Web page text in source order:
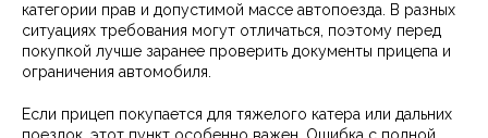
категории прав и допустимой массе автопоезда. В разных
ситуациях требования могут отличаться, поэтому перед
покупкой лучше заранее проверить документы прицепа и
ограничения автомобиля.
Если прицеп покупается для тяжелого катера или дальних